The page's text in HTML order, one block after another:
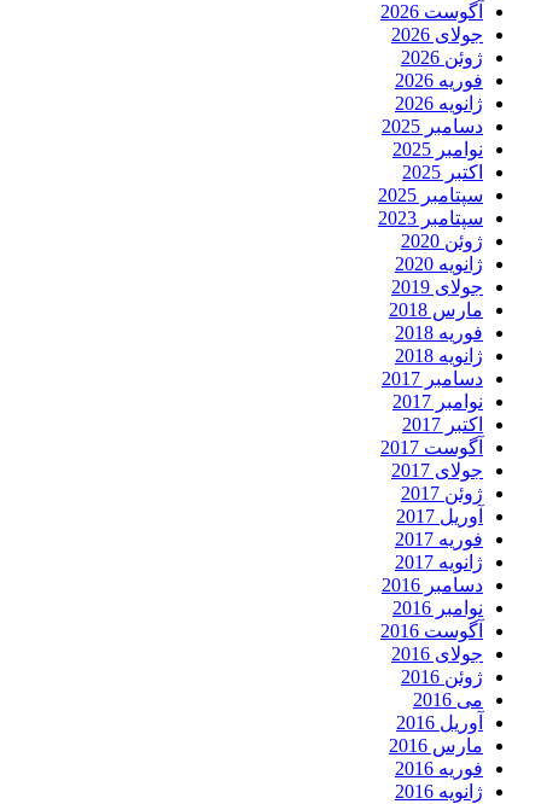
آگوست 2026
جولای 2026
ژوئن 2026
فوریه 2026
ژانویه 2026
دسامبر 2025
نوامبر 2025
اکتبر 2025
سپتامبر 2025
سپتامبر 2023
ژوئن 2020
ژانویه 2020
جولای 2019
مارس 2018
فوریه 2018
ژانویه 2018
دسامبر 2017
نوامبر 2017
اکتبر 2017
آگوست 2017
جولای 2017
ژوئن 2017
آوریل 2017
فوریه 2017
ژانویه 2017
دسامبر 2016
نوامبر 2016
آگوست 2016
جولای 2016
ژوئن 2016
می 2016
آوریل 2016
مارس 2016
فوریه 2016
ژانویه 2016